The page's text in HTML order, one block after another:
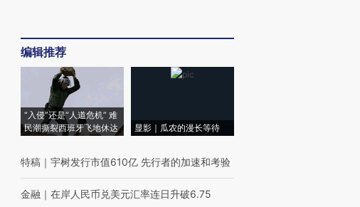
编辑推荐
“入侵”还是“人道危机” 难
民潮撕裂西班牙飞地休达
显影｜瓜农的漫长等待
特稿 ｜ 宇树发行市值610亿 先行者的加速和考验
金融 ｜ 在岸人民币兑美元汇率连日升破6.75